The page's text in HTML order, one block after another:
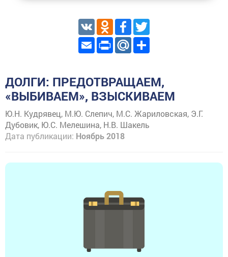
VK Odnoklassniki
Facebook
EmailPrint Mail.Ru
ДОЛГИ: ПРЕДОТВРАЩАЕМ,
«ВЫБИВАЕМ», ВЗЫСКИВАЕМ
Ю.Н. Кудрявец, М.Ю. Слепич, М.С. Жариловская, Э.Г.
Дубовик, Ю.С. Мелешина, Н.В. Шакель
Дата публикации: Ноябрь 2018